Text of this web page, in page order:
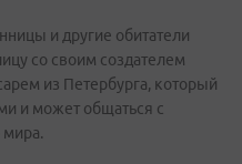
и другие обитатели
со своим создателем
из Петербурга, который
и может общаться с
мира.